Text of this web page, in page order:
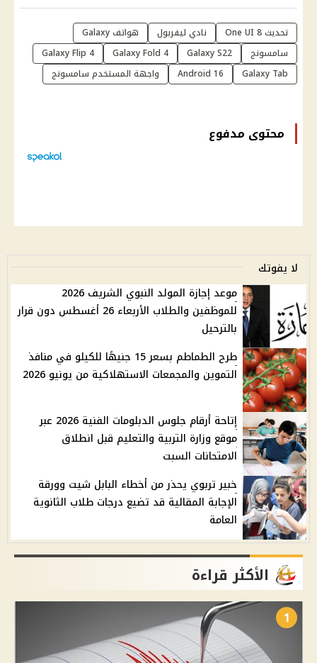
تحديث One UI 8 نادي ليفربول
هواتف Galaxy
سامسونج
Galaxy S22
Galaxy Fold 4
Galaxy Flip 4
Galaxy Tab
Android 16 واجهة المستخدم سامسونج
محتوى مدفوع
لا يفوتك
موعد إجازة المولد النبوي الشريف 2026
للموظفين والطلاب الأربعاء 26 أغسطس دون قرار
بالترحيل
طرح الطماطم بسعر 15 جنيهًا للكيلو في منافذ
التموين والمجمعات الاستهلاكية من يونيو 2026
إتاحة أرقام جلوس الدبلومات الفنية 2026 عبر
موقع وزارة التربية والتعليم قبل انطلاق
الامتحانات السبت
خبير تربوي يحذر من أخطاء البابل شيت وورقة
الإجابة المقالية قد تضيع درجات طلاب الثانوية
العامة
الأكثر قراءة
1